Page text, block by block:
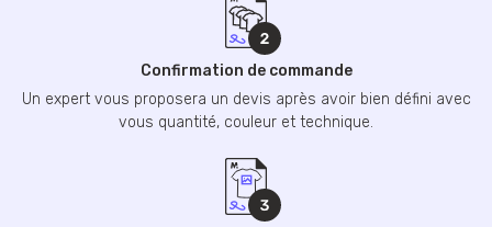
Confirmation de commande
Un expert vous proposera un devis après avoir bien défini avec
vous quantité, couleur et technique.